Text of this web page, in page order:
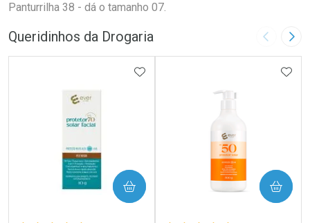
Panturrilha 38 - dá o tamanho 07.
Queridinhos da Drogaria Imagem
ADICIONAR AOS FAVORITOS
COMPRAR COMPRAR